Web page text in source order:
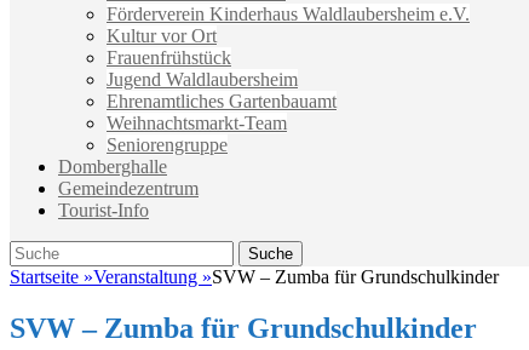
Förderverein Kinderhaus Waldlaubersheim e.V.
Kultur vor Ort
Frauenfrühstück
Jugend Waldlaubersheim
Ehrenamtliches Gartenbauamt
Weihnachtsmarkt-Team
Seniorengruppe
Domberghalle
Gemeindezentrum
Tourist-Info
Suche
Suche
nach:
Startseite »Veranstaltung »SVW – Zumba für Grundschulkinder
SVW – Zumba für Grundschulkinder